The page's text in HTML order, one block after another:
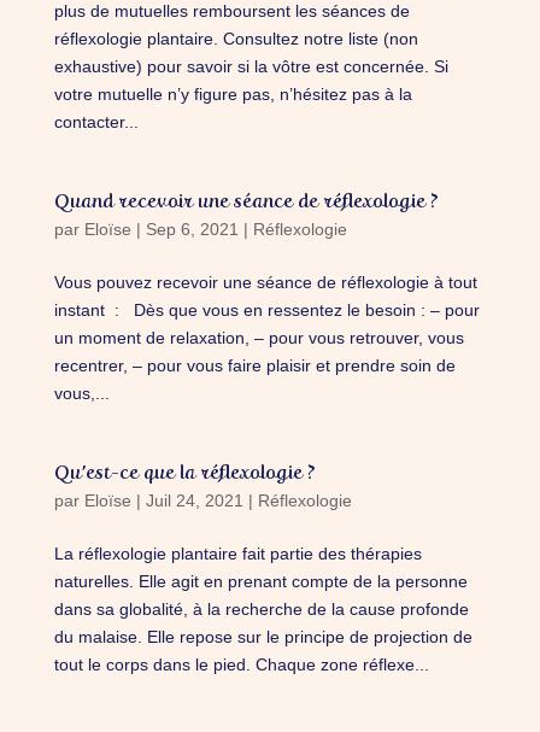
plus de mutuelles remboursent les séances de
réflexologie plantaire. Consultez notre liste (non
exhaustive) pour savoir si la vôtre est concernée. Si
votre mutuelle n’y figure pas, n’hésitez pas à la
contacter...
Quand recevoir une séance de réflexologie ?
par Eloïse | Sep 6, 2021 | Réflexologie
Vous pouvez recevoir une séance de réflexologie à tout
instant : Dès que vous en ressentez le besoin : – pour
un moment de relaxation, – pour vous retrouver, vous
recentrer, – pour vous faire plaisir et prendre soin de
vous,...
Qu’est-ce que la réflexologie ?
par Eloïse | Juil 24, 2021 | Réflexologie
La réflexologie plantaire fait partie des thérapies
naturelles. Elle agit en prenant compte de la personne
dans sa globalité, à la recherche de la cause profonde
du malaise. Elle repose sur le principe de projection de
tout le corps dans le pied. Chaque zone réflexe...